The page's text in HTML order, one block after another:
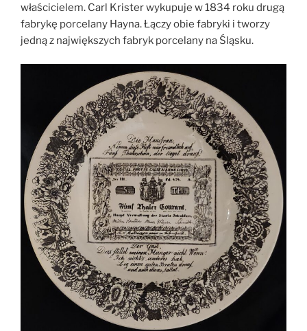
właścicielem. Carl Krister wykupuje w 1834 roku drugą
fabrykę porcelany Hayna. Łączy obie fabryki i tworzy
jedną z największych fabryk porcelany na Śląsku.